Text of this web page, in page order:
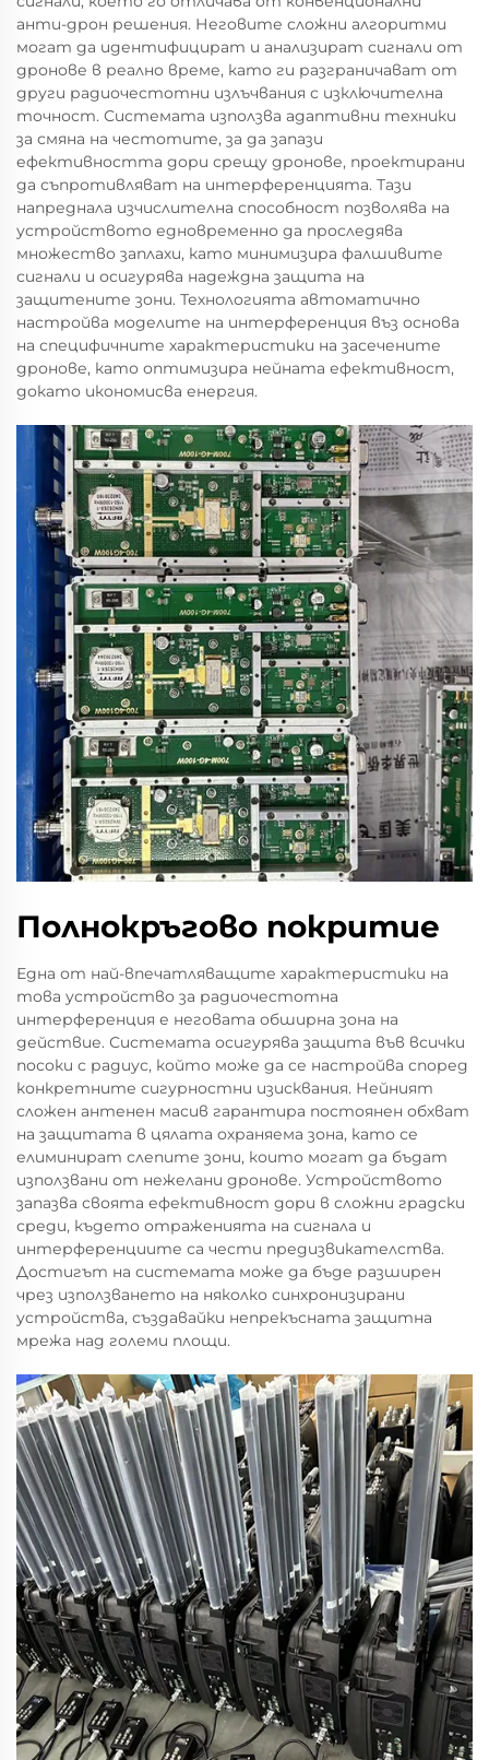
анти-дрон решения. Неговите сложни алгоритми
могат да идентифицират и анализират сигнали от
дронове в реално време, като ги разграничават от
други радиочестотни излъчвания с изключителна
точност. Системата използва адаптивни техники
за смяна на честотите, за да запази
ефективността дори срещу дронове, проектирани
да съпротивляват на интерференцията. Тази
напреднала изчислителна способност позволява на
устройството едновременно да проследява
множество заплахи, като минимизира фалшивите
сигнали и осигурява надеждна защита на
защитените зони. Технологията автоматично
настройва моделите на интерференция въз основа
на специфичните характеристики на засечените
дронове, като оптимизира нейната ефективност,
докато икономисва енергия.
Полнокръгово покритие
Една от най-впечатляващите характеристики на
това устройство за радиочестотна
интерференция е неговата обширна зона на
действие. Системата осигурява защита във всички
посоки с радиус, който може да се настройва според
конкретните сигурностни изисквания. Нейният
сложен антенен масив гарантира постоянен обхват
на защитата в цялата охраняема зона, като се
елиминират слепите зони, които могат да бъдат
използвани от нежелани дронове. Устройството
запазва своята ефективност дори в сложни градски
среди, където отраженията на сигнала и
интерференциите са чести предизвикателства.
Достигът на системата може да бъде разширен
чрез използването на няколко синхронизирани
устройства, създавайки непрекъсната защитна
мрежа над големи площи.